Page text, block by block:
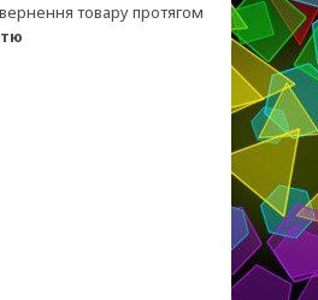
товару протягом